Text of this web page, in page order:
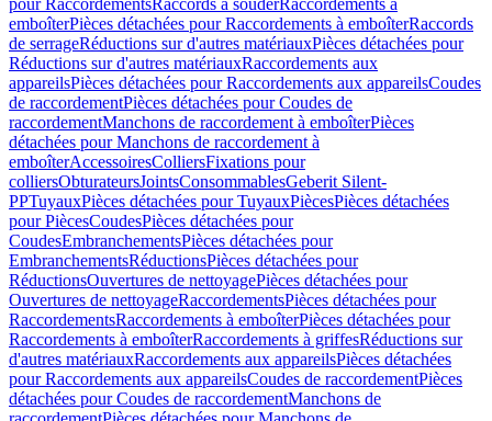
pour RaccordementsRaccords à souderRaccordements à
emboîterPièces détachées pour Raccordements à emboîterRaccords
de serrageRéductions sur d'autres matériauxPièces détachées pour
Réductions sur d'autres matériauxRaccordements aux
appareilsPièces détachées pour Raccordements aux appareilsCoudes
de raccordementPièces détachées pour Coudes de
raccordementManchons de raccordement à emboîterPièces
détachées pour Manchons de raccordement à
emboîterAccessoiresColliersFixations pour
colliersObturateursJointsConsommablesGeberit Silent-
PPTuyauxPièces détachées pour TuyauxPiècesPièces détachées
pour PiècesCoudesPièces détachées pour
CoudesEmbranchementsPièces détachées pour
EmbranchementsRéductionsPièces détachées pour
RéductionsOuvertures de nettoyagePièces détachées pour
Ouvertures de nettoyageRaccordementsPièces détachées pour
RaccordementsRaccordements à emboîterPièces détachées pour
Raccordements à emboîterRaccordements à griffesRéductions sur
d'autres matériauxRaccordements aux appareilsPièces détachées
pour Raccordements aux appareilsCoudes de raccordementPièces
détachées pour Coudes de raccordementManchons de